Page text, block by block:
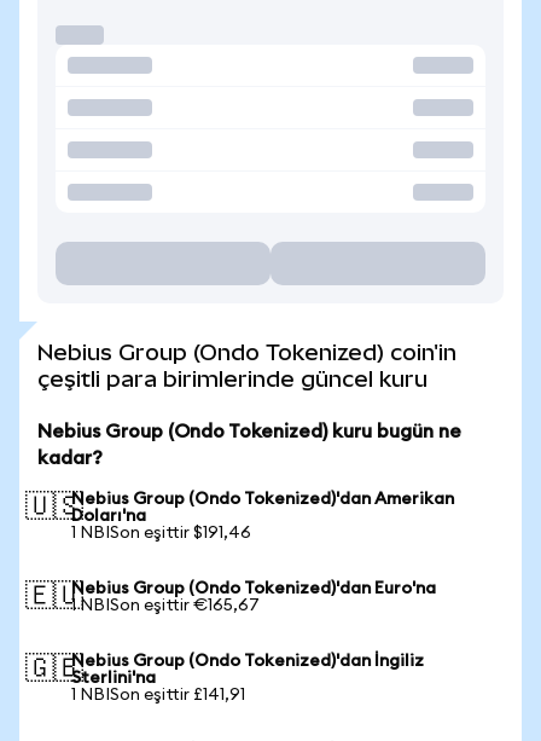
Nebius Group (Ondo Tokenized) coin'in
çeşitli para birimlerinde güncel kuru
Nebius Group (Ondo Tokenized) kuru bugün ne
kadar?
🇺🇸Nebius Group (Ondo Tokenized)'dan Amerikan
Doları'na
1 NBISon eşittir $191,46
🇪🇺Nebius Group (Ondo Tokenized)'dan Euro'na
1 NBISon eşittir €165,67
🇬🇧Nebius Group (Ondo Tokenized)'dan İngiliz
Sterlini'na
1 NBISon eşittir £141,91